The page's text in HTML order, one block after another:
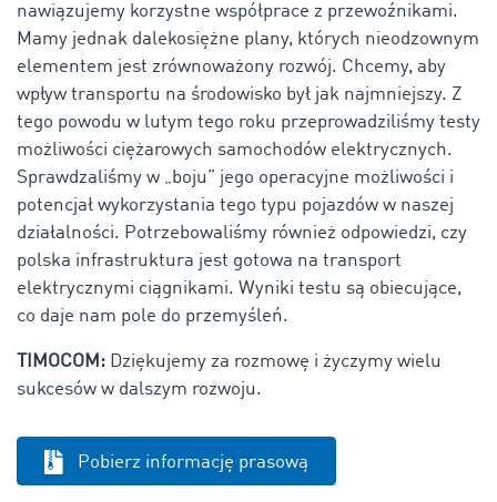
nawiązujemy korzystne współprace z przewoźnikami.
Mamy jednak dalekosiężne plany, których nieodzownym
elementem jest zrównoważony rozwój. Chcemy, aby
wpływ transportu na środowisko był jak najmniejszy. Z
tego powodu w lutym tego roku przeprowadziliśmy testy
możliwości ciężarowych samochodów elektrycznych.
Sprawdzaliśmy w „boju” jego operacyjne możliwości i
potencjał wykorzystania tego typu pojazdów w naszej
działalności. Potrzebowaliśmy również odpowiedzi, czy
polska infrastruktura jest gotowa na transport
elektrycznymi ciągnikami. Wyniki testu są obiecujące,
co daje nam pole do przemyśleń.
TIMOCOM: Dziękujemy za rozmowę i życzymy wielu
sukcesów w dalszym rozwoju.
Pobierz informację prasową